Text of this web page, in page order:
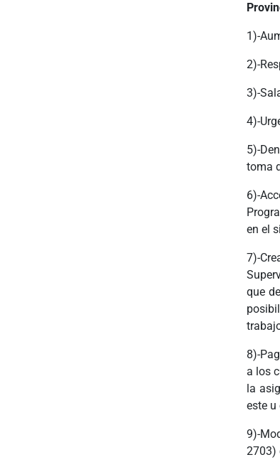
1)-
2)-
3)-
4)-
5)-
toma
6)-
en el
7)-
que
8)-
a los
la
este
9)-
2703)